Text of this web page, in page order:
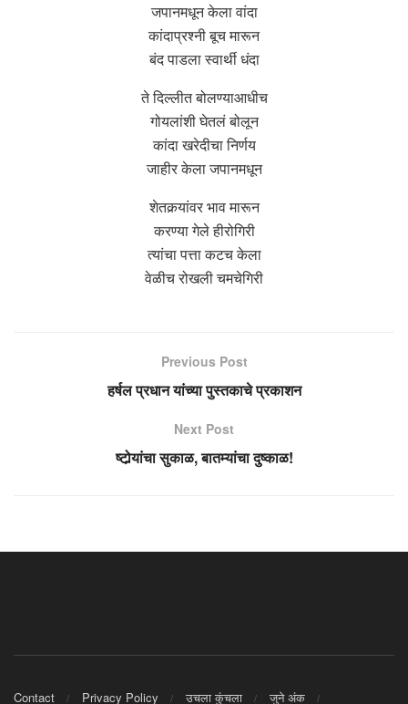
जपानमधून केला वांदा
कांदाप्रश्नी बूच मारून
बंद पाडला स्वार्थी धंदा
ते दिल्लीत बोलण्याआधीच
गोयलांशी घेतलं बोलून
कांदा खरेदीचा निर्णय
जाहीर केला जपानमधून
शेतकर्‍यांवर भाव मारून
करण्या गेले हीरोगिरी
त्यांचा पत्ता कटच केला
वेळीच रोखली चमचेगिरी
Previous Post
हर्षल प्रधान यांच्या पुस्तकाचे प्रकाशन
Next Post
ष्टोर्‍यांचा सुकाळ, बातम्यांचा दुष्काळ!
Contact Privacy Policy उचला कुंचला जुने अंक